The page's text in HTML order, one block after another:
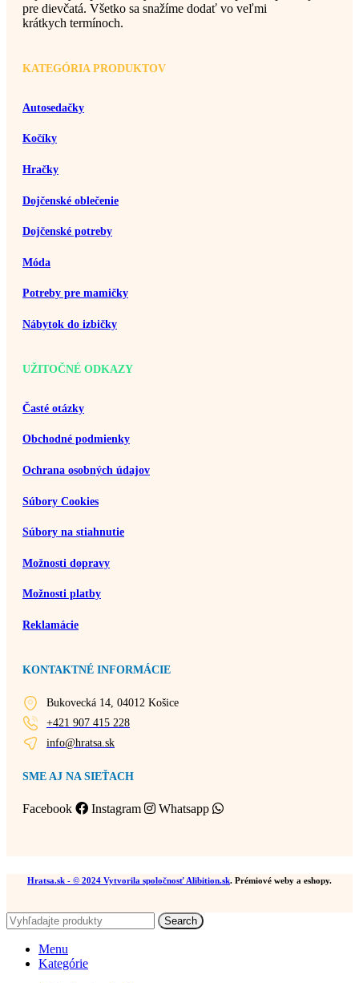
pre dievčatá. Všetko sa snažíme dodať vo veľmi
krátkych termínoch.
KATEGÓRIA PRODUKTOV
Autosedačky
Kočíky
Hračky
Dojčenské oblečenie
Dojčenské potreby
Móda
Potreby pre mamičky
Nábytok do izbičky
UŽITOČNÉ ODKAZY
Časté otázky
Obchodné podmienky
Ochrana osobných údajov
Súbory Cookies
Súbory na stiahnutie
Možnosti dopravy
Možnosti platby
Reklamácie
KONTAKTNÉ INFORMÁCIE
Bukovecká 14, 04012 Košice
+421 907 415 228
info@hratsa.sk
SME AJ NA SIEŤACH
Facebook Instagram Whatsapp
Hratsa.sk - © 2024 Vytvorila spoločnosť Alibition.sk. Prémiové weby a eshopy.
Search
Menu
Kategórie